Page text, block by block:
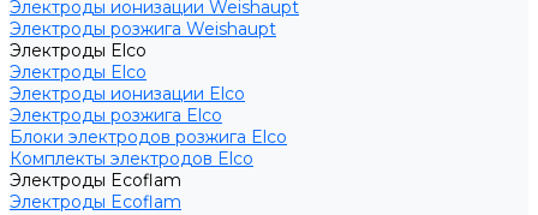
Электроды ионизации Weishaupt
Электроды розжига Weishaupt
Электроды Elco
Электроды Elco
Электроды ионизации Elco
Электроды розжига Elco
Блоки электродов розжига Elco
Комплекты электродов Elco
Электроды Ecoflam
Электроды Ecoflam